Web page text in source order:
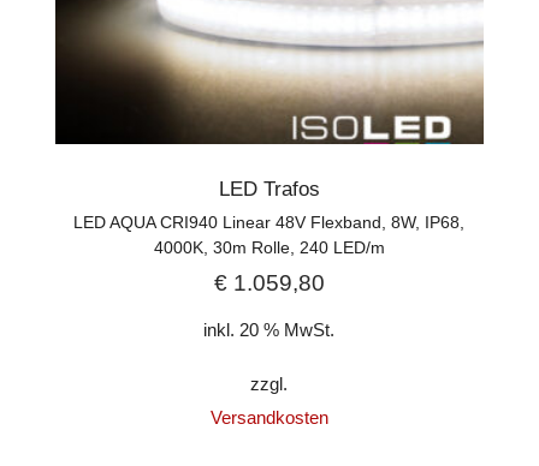
LED Trafos
LED AQUA CRI940 Linear 48V Flexband, 8W, IP68,
4000K, 30m Rolle, 240 LED/m
€1.059,80
inkl. 20 % MwSt.
zzgl.
Versandkosten